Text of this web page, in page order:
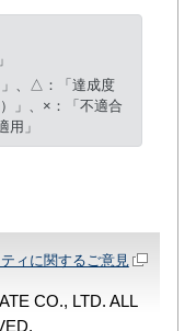
」、△：「達成度
」、×：「不適合
用」
ィに関するご意見
CO., LTD. ALL